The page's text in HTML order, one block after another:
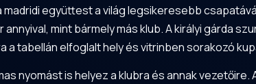
együttest a világ legsikeresebb
mint bármely más klub. A királyi gárda
a tabellán elfoglalt hely és vitrinben sorakozó
nyomást is helyez a klubra és annak